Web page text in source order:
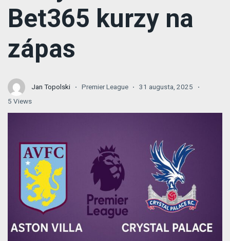
Bet365 kurzy na
zápas
Jan Topolski Premier League
31 augusta, 2025
5 Views